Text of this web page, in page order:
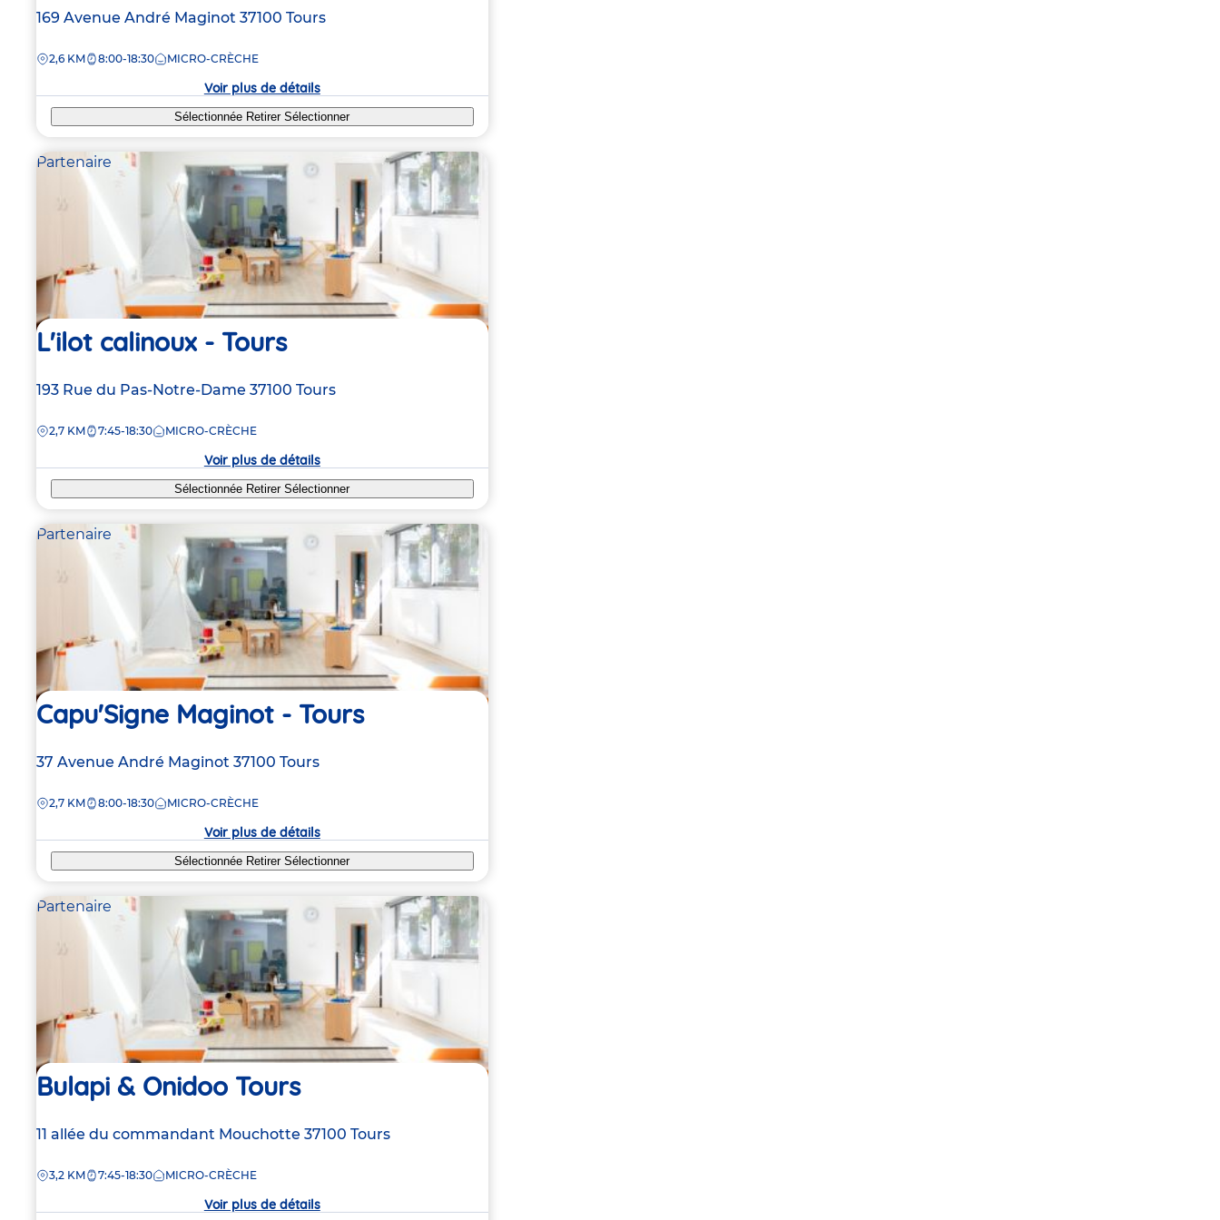
Adresse
la
169 Avenue André Maginot 37100 Tours
DISTANCE
2,6 KM 8:00-18:30 MICRO-CRÈCHE
Voir plus de détails
Sélectionnée RetirerSélectionner
Partenaire
L'ilot calinoux - Tours
Adresse
la
193 Rue du Pas-Notre-Dame 37100 Tours
DISTANCE
2,7 KM 7:45-18:30 MICRO-CRÈCHE
Voir plus de détails
Sélectionnée RetirerSélectionner
Partenaire
Capu'Signe Maginot - Tours
Adresse
la
37 Avenue André Maginot 37100 Tours
DISTANCE
2,7 KM 8:00-18:30 MICRO-CRÈCHE
Voir plus de détails
Sélectionnée RetirerSélectionner
Partenaire
Bulapi & Onidoo Tours
Adresse
la
11 allée du commandant Mouchotte 37100 Tours
DISTANCE
3,2 KM 7:45-18:30 MICRO-CRÈCHE
Voir plus de détails